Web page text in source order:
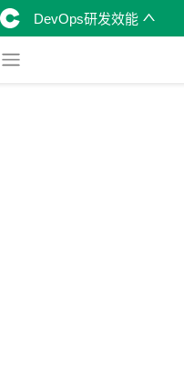
DevOps研发效能